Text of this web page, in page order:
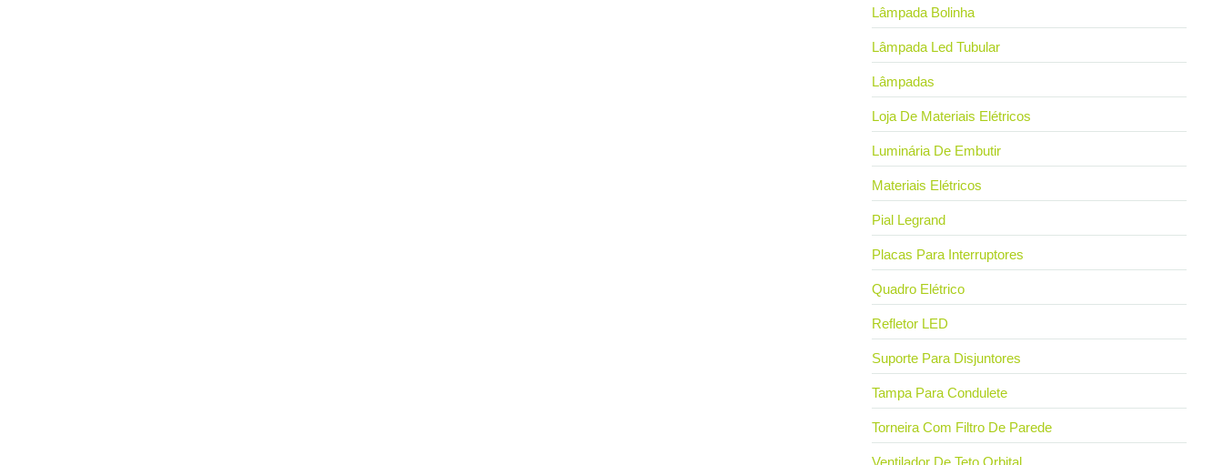
Lâmpada Bolinha
Lâmpada Led Tubular
Lâmpadas
Loja De Materiais Elétricos
Luminária De Embutir
Materiais Elétricos
Pial Legrand
Placas Para Interruptores
Quadro Elétrico
Refletor LED
Suporte Para Disjuntores
Tampa Para Condulete
Torneira Com Filtro De Parede
Ventilador De Teto Orbital